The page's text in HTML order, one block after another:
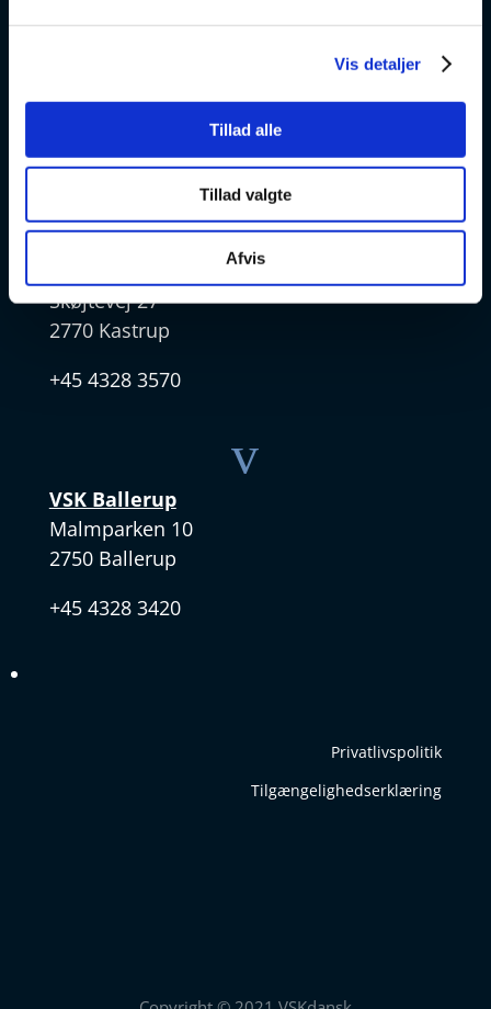
Vis detaljer
Tillad alle
Tillad valgte
Afvis
2600 Glostrup
+ 45 4328 3500
v
Skøjtevej 27
2770 Kastrup
+45 4328 3570
v
VSK Ballerup
Malmparken 10
2750 Ballerup
+45 4328 3420
Privatlivspolitik
Tilgængelighedserklæring